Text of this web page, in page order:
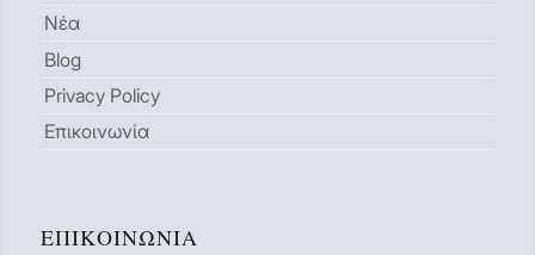
Νέα
Blog
Privacy Policy
Επικοινωνία
ΕΠΙΚΟΙΝΩΝΊΑ